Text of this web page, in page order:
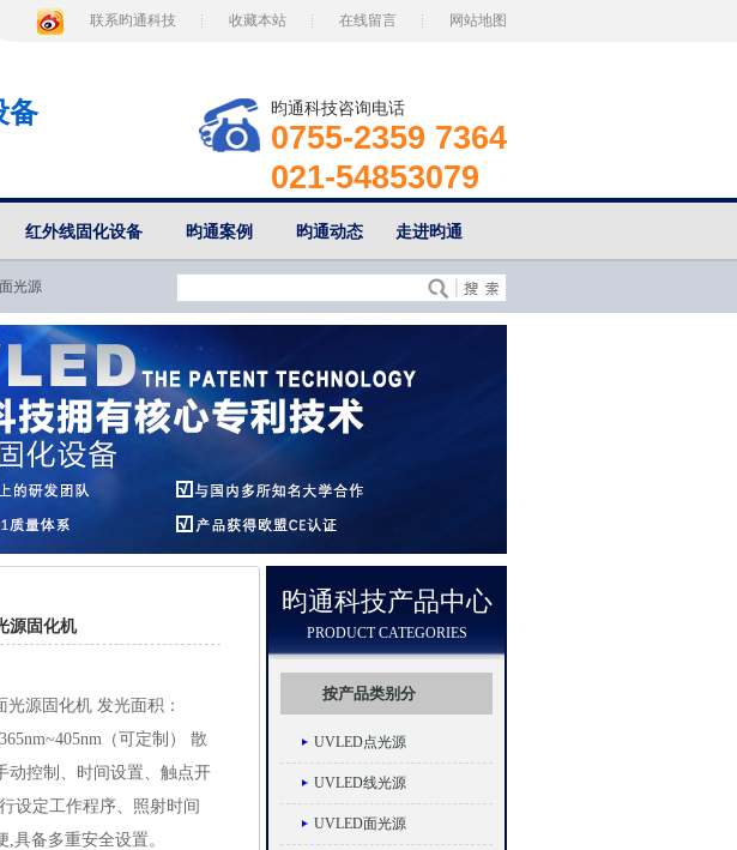
联系昀通科技 收藏本站 在线留言 网站地图
备 昀通科技咨询电话
0755-2359 7364
021-54853079
红外线固化设备 昀通案例 昀通动态 走进昀通
光源
源固化机
源固化机 发光面积：
（可定制） 散
动控制、时间设置、触点开
设定工作程序、照射时间
具备多重安全设置。
昀通科技产品中心
PRODUCT CATEGORIES
按产品类别分
UVLED点光源
UVLED线光源
UVLED面光源